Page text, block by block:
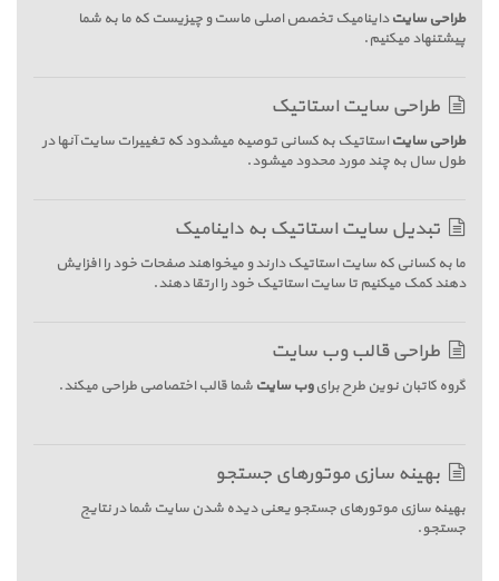
طراحی سایتداینامیک تخصص اصلی ماست و چیزیست که ما به شما
پیشتنهاد میکنیم.
طراحی سایت استاتیک
طراحی سایتاستاتیک به کسانی توصیه میشدود که تغییرات سایت آنها در
طول سال به چند مورد محدود میشود.
تبدیل سایت استاتیک به داینامیک
ما به کسانی که سایت استاتیک دارند و میخواهند صفحات خود را افزایش
دهند کمک میکنیم تا سایت استاتیک خود را ارتقا دهند.
طراحی قالب وب سایت
گروه کاتبان نوین طرح برایوب سایت شما قالب اختصاصی طراحی میکند.
بهینه سازی موتورهای جستجو
بهینه سازی موتورهای جستجو یعنی دیده شدن سایت شما در نتایج
جستجو.